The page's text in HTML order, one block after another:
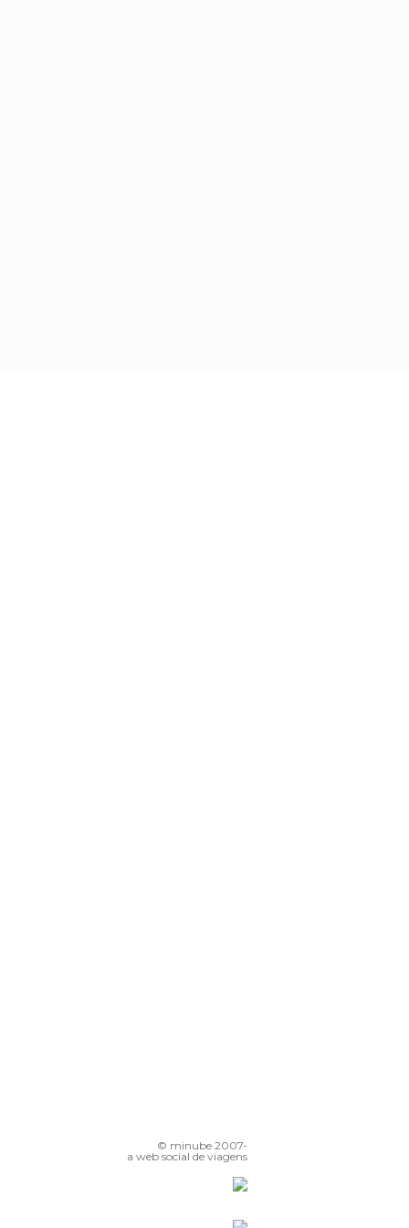
© minube 2007-
a web social de viagens